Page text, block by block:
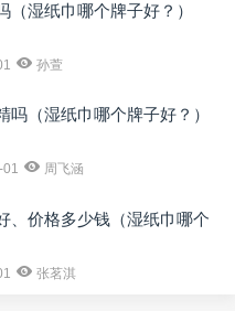
（湿纸巾哪个牌子好？）
孙萱
吗（湿纸巾哪个牌子好？）
01 周飞涵
、价格多少钱（湿纸巾哪个
张茗淇